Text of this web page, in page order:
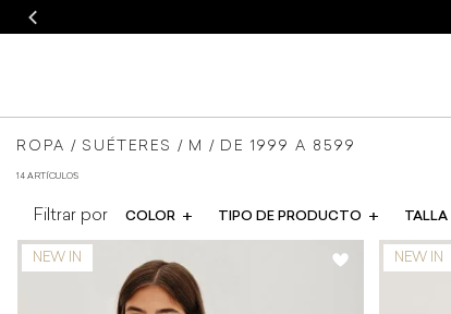
blusas
camisas
suéteres
mujer
Rapsodia
sueter
ROPA SUÉTERES M DE 1999 A 8599
14 ARTÍCULOS
COLOR TIPO DE PRODUCTO TALLA